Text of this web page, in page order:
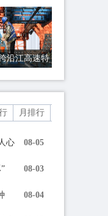
沿江高速特
月排行
心 08-05
08-03
08-04